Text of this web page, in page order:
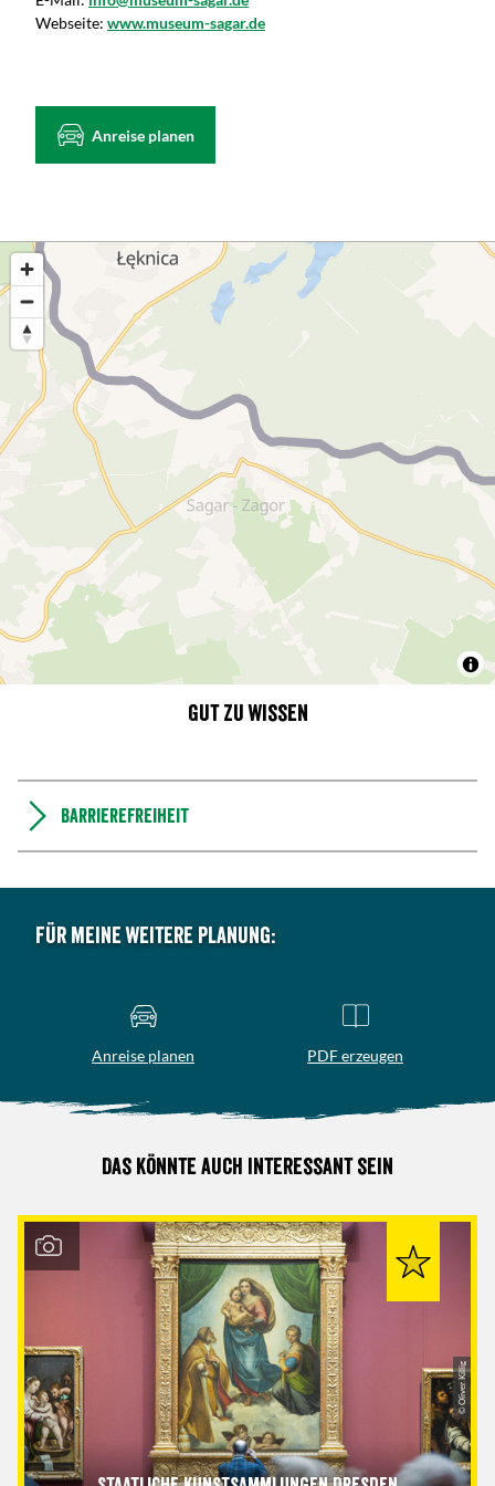
Webseite: www.museum-sagar.de
Anreise planen
Gut zu wissen
Barrierefreiheit
Für meine weitere Planung:
Anreise planen PDF erzeugen
Das könnte auch interessant sein
© Oliver Killig